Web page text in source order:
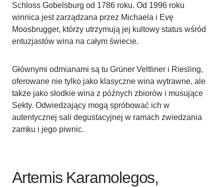
Schloss Gobelsburg od 1786 roku. Od 1996 roku
winnica jest zarządzana przez Michaela i Evę
Moosbrugger, którzy utrzymują jej kultowy status wśród
entuzjastów wina na całym świecie.
Głównymi odmianami są tu Grüner Veltliner i Riesling,
oferowane nie tylko jako klasyczne wina wytrawne, ale
także jako słodkie wina z późnych zbiorów i musujące
Sekty. Odwiedzający mogą spróbować ich w
autentycznej sali degustacyjnej w ramach zwiedzania
zamku i jego piwnic.
Artemis Karamolegos,